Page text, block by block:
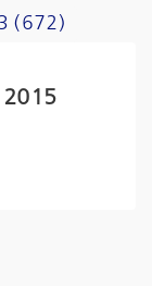
(672)